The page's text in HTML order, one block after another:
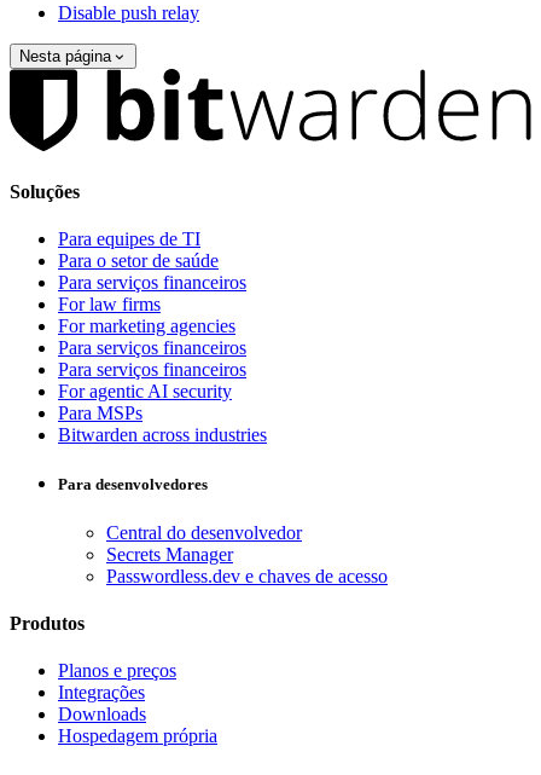
Disable push relay
Nesta página
Soluções
Para equipes de TI
Para o setor de saúde
Para serviços financeiros
For law firms
For marketing agencies
Para serviços financeiros
Para serviços financeiros
For agentic AI security
Para MSPs
Bitwarden across industries
Para desenvolvedores
Central do desenvolvedor
Secrets Manager
Passwordless.dev e chaves de acesso
Produtos
Planos e preços
Integrações
Downloads
Hospedagem própria